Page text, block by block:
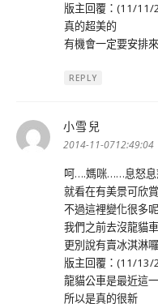
版主回覆：(11/11/
真的超美的
有機會一定要安排
REPLY
小雪兒
示:
2014-11-0712:49:04
呵….媽咪……息怒
就看在有美景可欣
不過這裡變化很多
我們之前去沒龍貓
更別說有賣冰淇淋
版主回覆：(11/13/
龍貓公車是最近這
所以是真的很新